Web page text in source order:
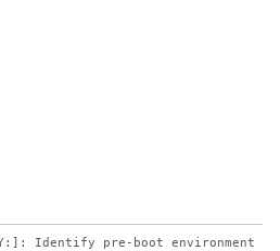
Identify pre-boot environment